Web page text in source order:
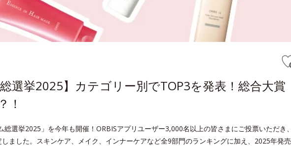
選挙2025】カテゴリー別でTOP3を発表！総合大賞
！
選挙2025」を今年も開催！ORBISアプリユーザー3,000名以上の皆さまにご投票いただき、
ました。スキンケア、メイク、インナーケアなど全9部門のランキングに加え、2025年発売